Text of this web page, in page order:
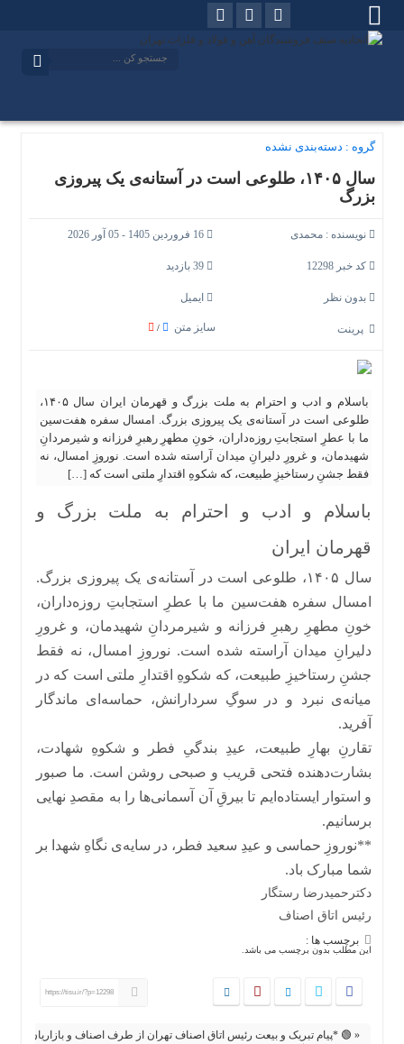
گروه : دسته‌بندی نشده
سال ۱۴۰۵، طلوعی است در آستانه‌ی یک پیروزی
بزرگ
نویسنده : محمدی 16 فروردین 1405 - 05 آور 2026
کد خبر 12298 39 بازدید
بدون نظر ایمیل
پرینت سایز متن /
باسلام و ادب و احترام به ملت بزرگ و قهرمان ایران سال ۱۴۰۵،
طلوعی است در آستانه‌ی یک پیروزی بزرگ. امسال سفره هفت‌سین
ما با عطرِ استجابتِ روزه‌داران، خونِ مطهرِ رهبرِ فرزانه و شیرمردانِ
شهیدمان، و غرورِ دلیرانِ میدان آراسته شده است. نوروزِ امسال، نه
فقط جشنِ رستاخیزِ طبیعت، که شکوهِ اقتدارِ ملتی است که […]
باسلام و ادب و احترام به ملت بزرگ و
قهرمان ایران
سال ۱۴۰۵، طلوعی است در آستانه‌ی یک پیروزی بزرگ.
امسال سفره هفت‌سین ما با عطرِ استجابتِ روزه‌داران،
خونِ مطهرِ رهبرِ فرزانه و شیرمردانِ شهیدمان، و غرورِ
دلیرانِ میدان آراسته شده است. نوروزِ امسال، نه فقط
جشنِ رستاخیزِ طبیعت، که شکوهِ اقتدارِ ملتی است که در
میانه‌ی نبرد و در سوگِ سردارانش، حماسه‌ای ماندگار
آفرید.
تقارنِ بهارِ طبیعت، عیدِ بندگیِ فطر و شکوهِ شهادت،
بشارت‌دهنده فتحی قریب و صبحی روشن است. ما صبور
و استوار ایستاده‌ایم تا بیرقِ آن آسمانی‌ها را به مقصدِ نهایی
برسانیم.
**نوروزِ حماسی و عیدِ سعید فطر، در سایه‌ی نگاهِ شهدا بر
شما مبارک باد.
دکترحمیدرضا رستگار
رئیس اتاق اصناف
برچسب ها :
این مطلب بدون برچسب می باشد.
https://tisu.ir/?p=12298
« 🟢 *پیام تبریک و بیعت رئیس اتاق اصناف تهران از طرف اصناف و بازاریان